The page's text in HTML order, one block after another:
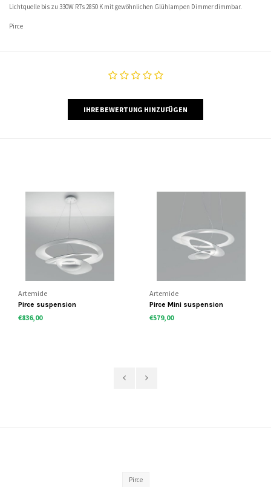
Lichtquelle bis zu 330W R7s 2850 K mit gewöhnlichen Glühlampen Dimmer dimmbar.
Pirce
IHRE BEWERTUNG HINZUFÜGEN
Artemide
Pirce suspension
€836,00
Artemide
Pirce Mini suspension
€579,00
Pirce